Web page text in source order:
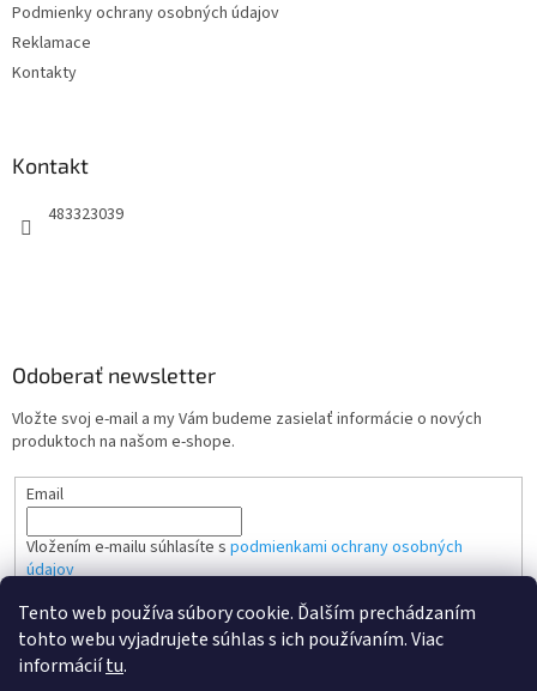
Tento web používa súbory cookie. Ďalším prechádzaním
tohto webu vyjadrujete súhlas s ich používaním. Viac
informáciítu.
Podmienky ochrany osobných údajov
Reklamace
Kontakty
Kontakt
483323039
Odoberať newsletter
Vložte svoj e-mail a my Vám budeme zasielať informácie o nových
produktoch na našom e-shope.
Email
Vložením e-mailu súhlasíte s podmienkami ochrany osobných
údajov
PRIHLÁSIŤ SA